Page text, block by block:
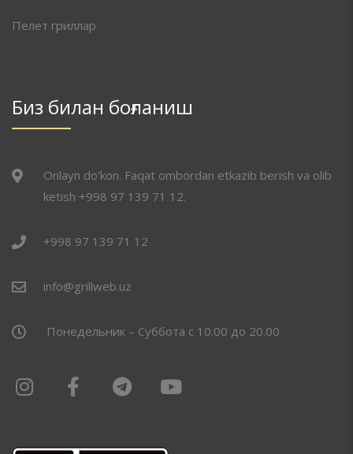
Пелет гриллар
Биз билан боғланиш
Onlayn do’kon. Faqat ombordan etkazib berish va olib
ketish +998 97 139 71 12.
+998 97 139 71 12
info@grillweb.uz
Понедельник – Суббота с 10.00 до 20.00